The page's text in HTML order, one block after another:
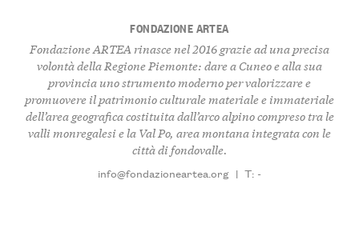
FONDAZIONE ARTEA
Fondazione ARTEA rinasce nel 2016 grazie ad una precisa
volontà della Regione Piemonte: dare a Cuneo e alla sua
provincia uno strumento moderno per valorizzare e
promuovere il patrimonio culturale materiale e immateriale
dell’area geografica costituita dall’arco alpino compreso tra le
valli monregalesi e la Val Po, area montana integrata con le
città di fondovalle.
info@fondazioneartea.org | T: -